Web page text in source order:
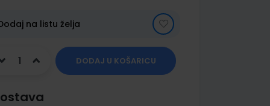
na listu želja
DODAJ U KOŠARICU